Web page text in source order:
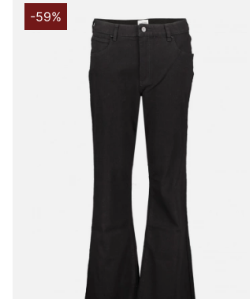
Andre populære mærker:
Sveriges tiger
Oscar Jacobson
-59%